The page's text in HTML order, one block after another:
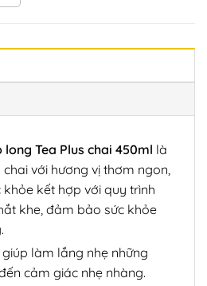
Tea Plus chai 450ml là
với hương vị thơm ngon,
kết hợp với quy trình
khe, đảm bảo sức khỏe
làm lắng nhẹ những
cảm giác nhẹ nhàng.